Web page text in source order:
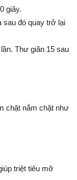
giây.
sau đó quay trở lại
Thư giãn 15 sau
chặt nắm chặt như
triệt tiêu mỡ